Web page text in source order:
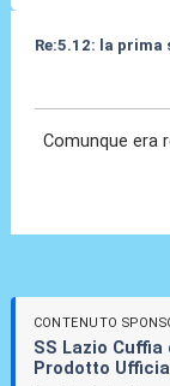
Re:5.12: la
Comunque era
CONTENUTO
SS Lazio
Prodotto